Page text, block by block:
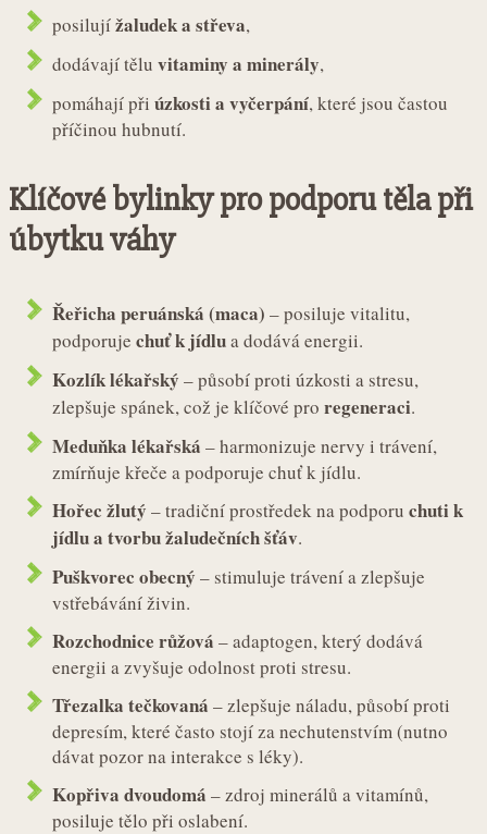
posilujížaludek a střeva,
dodávají tělu vitaminy a minerály,
pomáhají při úzkosti a vyčerpání, které jsou častou
příčinou hubnutí.
Klíčové bylinky pro podporu těla při
úbytku váhy
Řeřicha peruánská (maca) – posiluje vitalitu,
podporuje chuť k jídlua dodává energii.
Kozlík lékařský – působí proti úzkosti a stresu,
zlepšuje spánek, což je klíčové pro regeneraci.
Meduňka lékařská – harmonizuje nervy i trávení,
zmírňuje křeče a podporuje chuť k jídlu.
Hořec žlutý – tradiční prostředek na podporu chuti k
jídlu a tvorbu žaludečních šťáv.
Puškvorec obecný – stimuluje trávení a zlepšuje
vstřebávání živin.
Rozchodnice růžová – adaptogen, který dodává
energii a zvyšuje odolnost proti stresu.
Třezalka tečkovaná – zlepšuje náladu, působí proti
depresím, které často stojí za nechutenstvím (nutno
dávat pozor na interakce s léky).
Kopřiva dvoudomá – zdroj minerálů a vitamínů,
posiluje tělo při oslabení.